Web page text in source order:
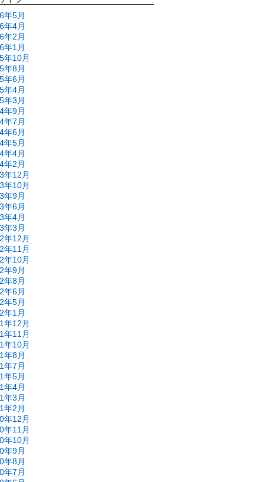
年5月
年4月
年2月
年1月
年10月
年8月
年6月
年4月
年3月
年9月
年7月
年6月
年5月
年4月
年2月
年12月
年10月
年9月
年6月
年4月
年3月
年12月
年11月
年10月
年9月
年8月
年6月
年5月
年1月
年12月
年11月
年10月
年8月
年7月
年5月
年4月
年3月
年2月
年12月
年11月
年10月
年9月
年8月
年7月